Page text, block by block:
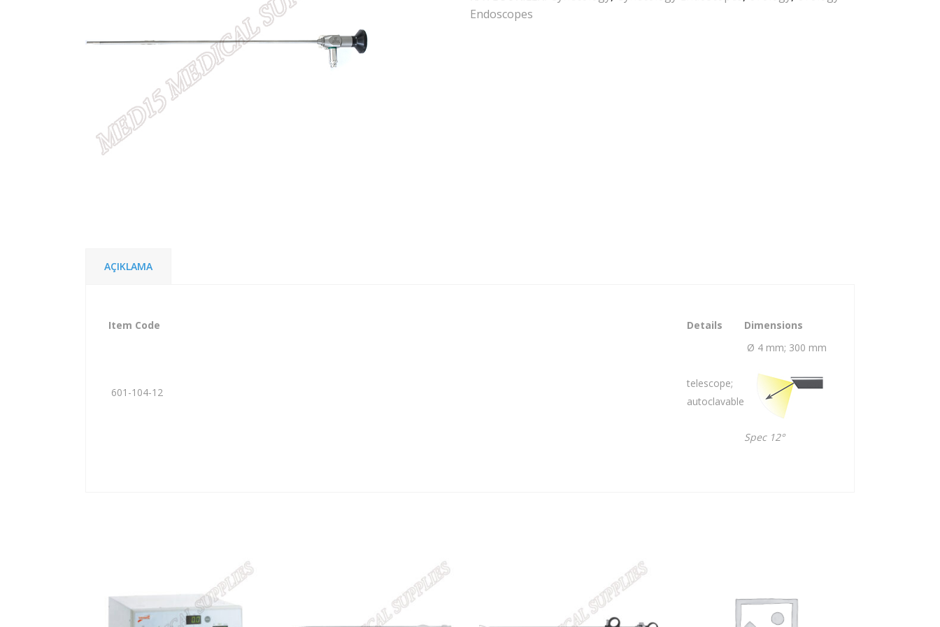
Endoscopes
AÇIKLAMA
Item Code Details Dimensions
601-104-12
telescope;
autoclavable
Ø 4 mm; 300 mm
Spec 12°